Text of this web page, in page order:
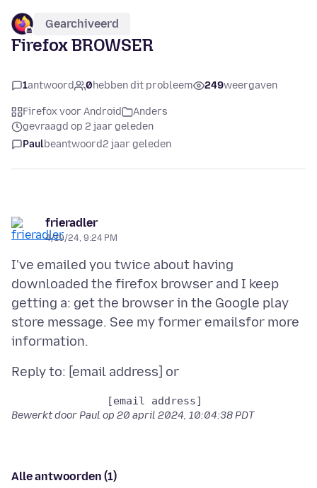
Gearchiveerd
Firefox BROWSER
1antwoord 0hebben dit probleem 249weergaven
Firefox voor Android
Anders
gevraagd op 2 jaar geleden
Paulbeantwoord2 jaar geleden
frieradler
4/19/24, 9:24 PM
I've emailed you twice about having
downloaded the firefox browser and I keep
getting a: get the browser in the Google play
store message. See my former emailsfor more
Bewerkt door Paul op 20 april 2024, 10:04:38 PDT
Alle antwoorden (1)